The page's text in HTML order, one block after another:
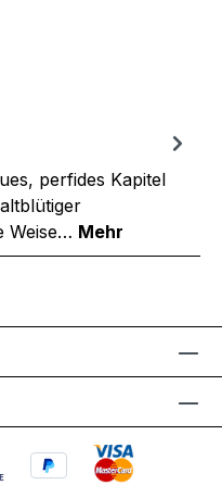
perfides Kapitel
Weise… Mehr